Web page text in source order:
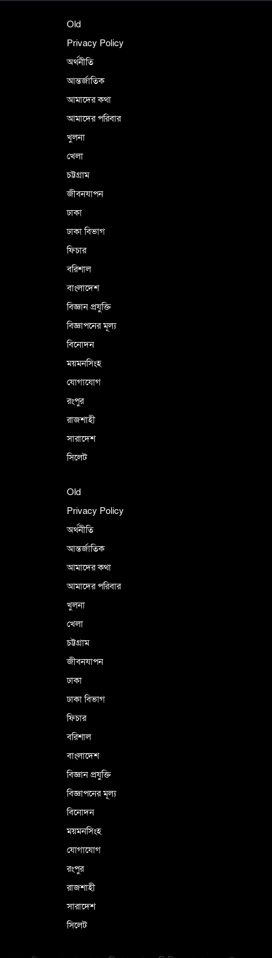
Old
Privacy Policy
অর্থনীতি
আন্তর্জাতিক
আমাদের কথা
আমাদের পরিবার
খুলনা
খেলা
চট্টগ্রাম
জীবনযাপন
ঢাকা
ঢাকা বিভাগ
ফিচার
বরিশাল
বাংলাদেশ
বিজ্ঞান প্রযুক্তি
বিজ্ঞাপনের মূল্য
বিনোদন
ময়মনসিংহ
যোগাযোগ
রংপুর
রাজশাহী
সারাদেশ
সিলেট
Old
Privacy Policy
অর্থনীতি
আন্তর্জাতিক
আমাদের কথা
আমাদের পরিবার
খুলনা
খেলা
চট্টগ্রাম
জীবনযাপন
ঢাকা
ঢাকা বিভাগ
ফিচার
বরিশাল
বাংলাদেশ
বিজ্ঞান প্রযুক্তি
বিজ্ঞাপনের মূল্য
বিনোদন
ময়মনসিংহ
যোগাযোগ
রংপুর
রাজশাহী
সারাদেশ
সিলেট